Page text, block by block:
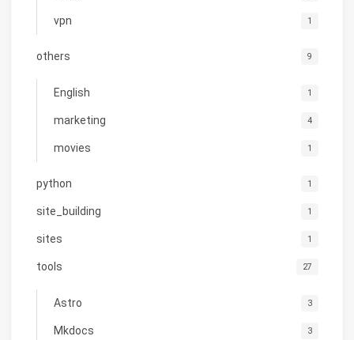
vpn 1
others 9
English 1
marketing 4
movies 1
python 1
site_building 1
sites 1
tools 27
Astro 3
Mkdocs 3